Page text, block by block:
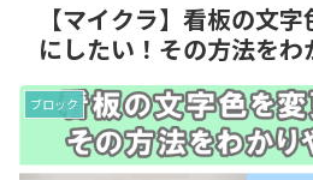
【マイクラ】看板の文
にしたい！その方法をわ
ブロック